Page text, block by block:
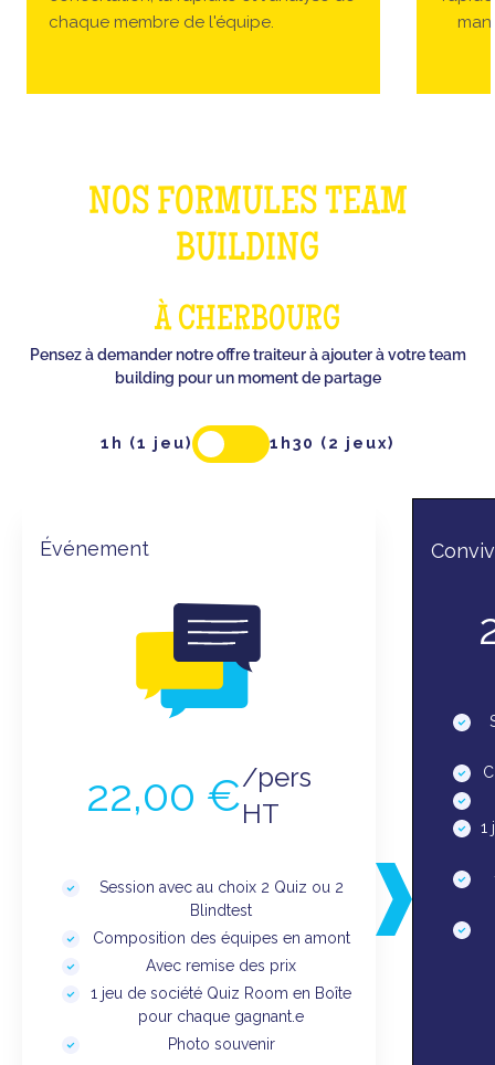
chaque membre de l'équipe.
NOS FORMULES TEAM
BUILDING
À CHERBOURG
Pensez à demander notre offre traiteur à ajouter à votre team
building pour un moment de partage
1h (1 jeu) 1h30 (2 jeux)
Événement
22,00 €/pers
HT
Session avec au choix 2 Quiz ou 2
Blindtest
Composition des équipes en amont
Avec remise des prix
1 jeu de société Quiz Room en Boîte
pour chaque gagnant.e
Photo souvenir
1